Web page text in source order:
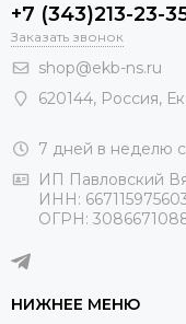
+7 (343)213-23-
Заказать звонок
shop@ekb-ns.ru
620144, Россия,
7 дней в неделю
ИП Павловский
ИНН:
ОГРН:
НИЖНЕЕ МЕНЮ